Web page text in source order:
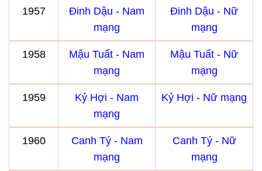
1957
Đinh Dậu - Nam
mạng
Đinh Dậu - Nữ
mạng
1958
Mậu Tuất - Nam
mạng
Mậu Tuất - Nữ
mạng
1959
Kỷ Hợi - Nam
mạng
Kỷ Hợi - Nữ mạng
1960
Canh Tý - Nam
mạng
Canh Tý - Nữ
mạng